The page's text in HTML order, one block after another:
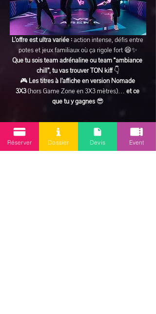
L’offre est ultra variée : action intense, défis entre
potes et jeux familiaux où ça rigole fort 😆✨
Que tu sois team adrénaline ou team “ambiance
chill”, tu vas trouver TON kiff 👇
🎮 Les titres à l’affiche en version Nomade
3X3 (hors Game Zone en 3X3 mètres)… et ce
que tu y gagnes 😎
En lire plus >
Réserver Dossier Devis Event